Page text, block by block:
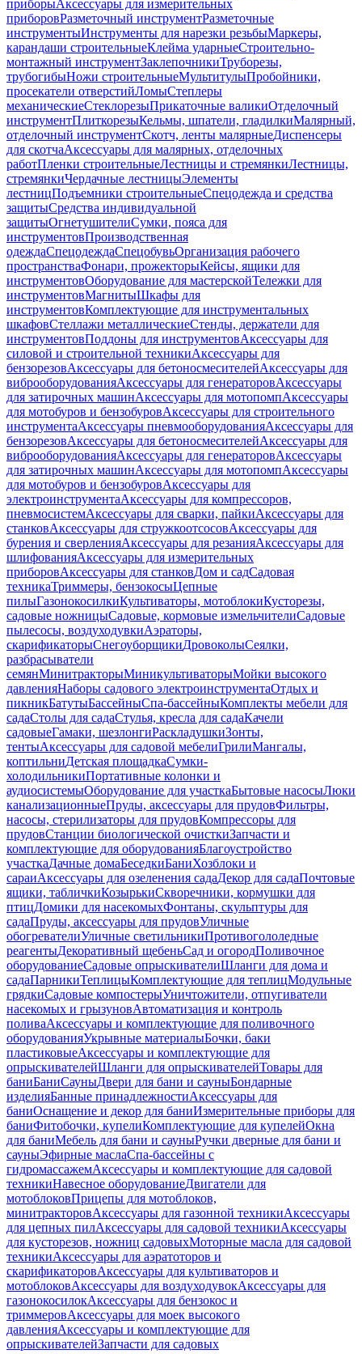
приборыАксессуары для измерительных
приборовРазметочный инструментРазметочные
инструментыИнструменты для нарезки резьбыМаркеры,
карандаши строительныеКлейма ударныеСтроительно-
монтажный инструментЗаклепочникиТруборезы,
трубогибыНожи строительныеМультитулыПробойники,
просекатели отверстийЛомыСтеплеры
механическиеСтеклорезыПрикаточные валикиОтделочный
инструментПлиткорезыКельмы, шпатели, гладилкиМалярный,
отделочный инструментСкотч, ленты малярныеДиспенсеры
для скотчаАксессуары для малярных, отделочных
работПленки строительныеЛестницы и стремянкиЛестницы,
стремянкиЧердачные лестницыЭлементы
лестницПодъемники строительныеСпецодежда и средства
защитыСредства индивидуальной
защитыОгнетушителиСумки, пояса для
инструментовПроизводственная
одеждаСпецодеждаСпецобувьОрганизация рабочего
пространстваФонари, прожекторыКейсы, ящики для
инструментовОборудование для мастерскойТележки для
инструментовМагнитыШкафы для
инструментовКомплектующие для инструментальных
шкафовСтеллажи металлическиеСтенды, держатели для
инструментовПоддоны для инструментовАксессуары для
силовой и строительной техникиАксессуары для
бензорезовАксессуары для бетоносмесителейАксессуары для
виброоборудованияАксессуары для генераторовАксессуары
для затирочных машинАксессуары для мотопомпАксессуары
для мотобуров и бензобуровАксессуары для строительного
инструментаАксессуары пневмооборудованияАксессуары для
бензорезовАксессуары для бетоносмесителейАксессуары для
виброоборудованияАксессуары для генераторовАксессуары
для затирочных машинАксессуары для мотопомпАксессуары
для мотобуров и бензобуровАксессуары для
электроинструментаАксессуары для компрессоров,
пневмосистемАксессуары для сварки, пайкиАксессуары для
станковАксессуары для стружкоотсосовАксессуары для
бурения и сверленияАксессуары для резанияАксессуары для
шлифованияАксессуары для измерительных
приборовАксессуары для станковДом и садСадовая
техникаТриммеры, бензокосыЦепные
пилыГазонокосилкиКультиваторы, мотоблокиКусторезы,
садовые ножницыСадовые, кормовые измельчителиСадовые
пылесосы, воздуходувкиАэраторы,
скарификаторыСнегоуборщикиДровоколыСеялки,
разбрасыватели
семянМинитракторыМиникультиваторыМойки высокого
давленияНаборы садового электроинструментаОтдых и
пикникБатутыБассейныСпа-бассейныКомплекты мебели для
садаСтолы для садаСтулья, кресла для садаКачели
садовыеГамаки, шезлонгиРаскладушкиЗонты,
тентыАксессуары для садовой мебелиГрилиМангалы,
коптильниДетская площадкаСумки-
холодильникиПортативные колонки и
аудиосистемыОборудование для участкаБытовые насосыЛюки
канализационныеПруды, аксессуары для прудовФильтры,
насосы, стерилизаторы для прудовКомпрессоры для
прудовСтанции биологической очисткиЗапчасти и
комплектующие для оборудованияБлагоустройство
участкаДачные домаБеседкиБаниХозблоки и
сараиАксессуары для озеленения садаДекор для садаПочтовые
ящики, табличкиКозырькиСкворечники, кормушки для
птицДомики для насекомыхФонтаны, скульптуры для
садаПруды, аксессуары для прудовУличные
обогревателиУличные светильникиПротивогололедные
реагентыДекоративный щебеньСад и огородПоливочное
оборудованиеСадовые опрыскивателиШланги для дома и
садаПарникиТеплицыКомплектующие для теплицМодульные
грядкиСадовые компостерыУничтожители, отпугиватели
насекомых и грызуновАвтоматизация и контроль
поливаАксессуары и комплектующие для поливочного
оборудованияУкрывные материалыБочки, баки
пластиковыеАксессуары и комплектующие для
опрыскивателейШланги для опрыскивателейТовары для
баниБаниСауныДвери для бани и сауныБондарные
изделияБанные принадлежностиАксессуары для
баниОснащение и декор для баниИзмерительные приборы для
баниФитобочки, купелиКомплектующие для купелейОкна
для баниМебель для бани и сауныРучки дверные для бани и
сауныЭфирные маслаСпа-бассейны с
гидромассажемАксессуары и комплектующие для садовой
техникиНавесное оборудованиеДвигатели для
мотоблоковПрицепы для мотоблоков,
минитракторовАксессуары для газонной техникиАксессуары
для цепных пилАксессуары для садовой техникиАксессуары
для кусторезов, ножниц садовыхМоторные масла для садовой
техникиАксессуары для аэратоторов и
скарификаторовАксессуары для культиваторов и
мотоблоковАксессуары для воздуходувокАксессуары для
газонокосилокАксессуары для бензокос и
триммеровАксессуары для моек высокого
давленияАксессуары и комплектующие для
опрыскивателейЗапчасти для садовых